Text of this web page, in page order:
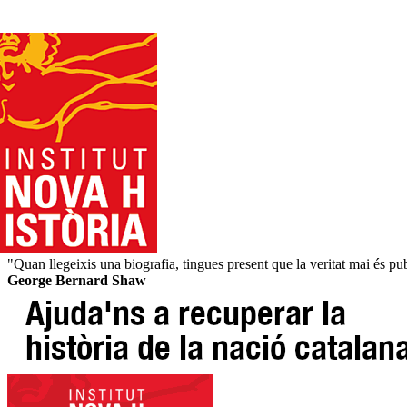
"Quan llegeixis una biografia, tingues present que la veritat mai és
George Bernard Shaw